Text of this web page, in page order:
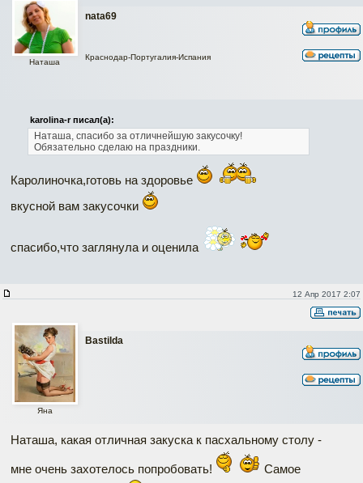
nata69
Наташа
Краснодар-Португалия-Испания
karolina-r писал(а):
Наташа, спасибо за отличнейшую закусочку!
Обязательно сделаю на праздники.
Каролиночка,готовь на здоровье
вкусной вам закусочки
спасибо,что заглянула и оценила
12 Апр 2017 2:07
Bastilda
Яна
Наташа, какая отличная закуска к пасхальному столу -
мне очень захотелось попробовать!
Самое